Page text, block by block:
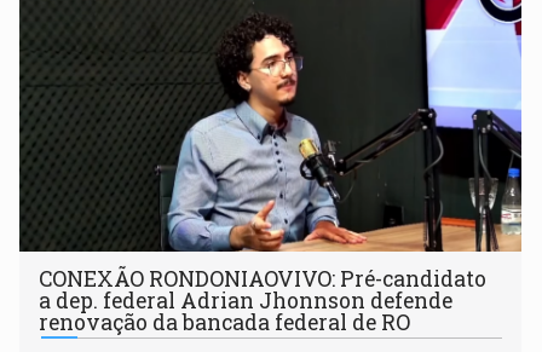
CONEXÃO RONDONIAOVIVO: Pré-candidato
a dep. federal Adrian Jhonnson defende
renovação da bancada federal de RO